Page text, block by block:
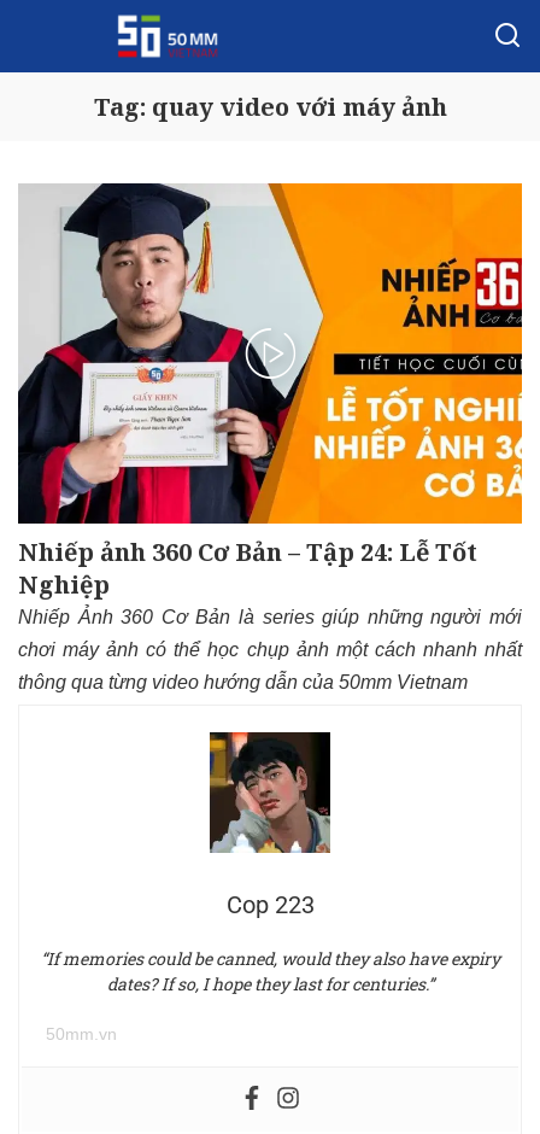
Tag: quay video với máy ảnh
Nhiếp ảnh 360 Cơ Bản – Tập 24: Lễ Tốt
Nghiệp
Nhiếp Ảnh 360 Cơ Bản là series giúp những người mới
chơi máy ảnh có thể học chụp ảnh một cách nhanh nhất
thông qua từng video hướng dẫn của 50mm Vietnam
Cop 223
“If memories could be canned, would they also have expiry
dates? If so, I hope they last for centuries.”
50mm.vn